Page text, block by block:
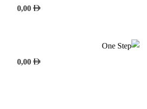
0,00
0,00